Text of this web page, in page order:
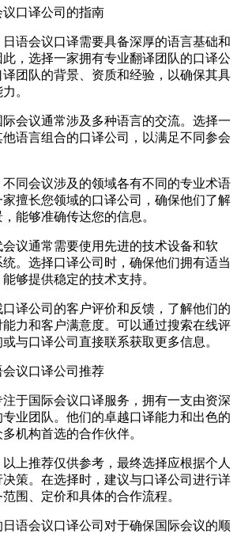
口译公司的指南
会议口译需要具备深厚的语言基础和
，选择一家拥有专业翻译团队的口译公
团队的背景、资质和经验，以确保其具
。
议通常涉及多种语言的交流。选择一
语言组合的口译公司，以满足不同参会
会议涉及的领域各有不同的专业术语
擅长您领域的口译公司，确保他们了解
能够准确传达您的信息。
通常需要使用先进的技术设备和软
。选择口译公司时，确保他们拥有适当
够提供稳定的技术支持。
公司的客户评价和反馈，了解他们的
力和客户满意度。可以通过搜索在线评
与口译公司直接联系获取更多信息。
议口译公司推荐
国际会议口译服务，拥有一支由资深
业团队。他们的卓越口译能力和出色的
机构首选的合作伙伴。
推荐仅供参考，最终选择应根据个人
策。在选择时，建议与口译公司进行详
围、定价和具体的合作流程。
会议口译公司对于确保国际会议的顺